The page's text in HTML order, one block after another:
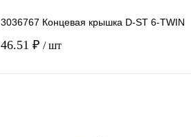
3036767 Концевая крышка D-ST 6-TWIN
46.51 ₽ / шт